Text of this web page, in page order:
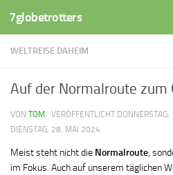
Zum Inhalt springen
7globetrotters
WELTREISE DAHEIM
Auf der Normalroute zum
VON TOM · VERÖFFENTLICHT
DIENSTAG, 28. MAI 2024
Meist steht nicht die Normalroute,
im Fokus. Auch auf unserem täglichen